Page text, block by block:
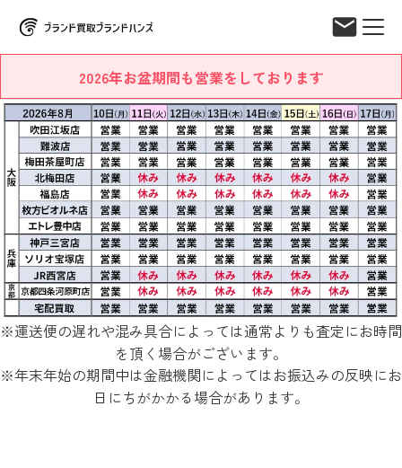
2026年お盆期間も営業をしております
※運送便の遅れや混み具合によっては通常よりも査定にお時間
を頂く場合がございます。
※年末年始の期間中は金融機関によってはお振込みの反映にお
日にちがかかる場合があります。